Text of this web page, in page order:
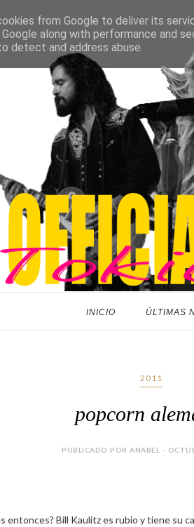
INICIO ÚLTIMAS
2011
popcorn
PUBLICADO POR ANABEL -
entonces? Bill Kaulitz es rubio y tiene su
from Google to deliver its
along with performance and
detect and address abuse.